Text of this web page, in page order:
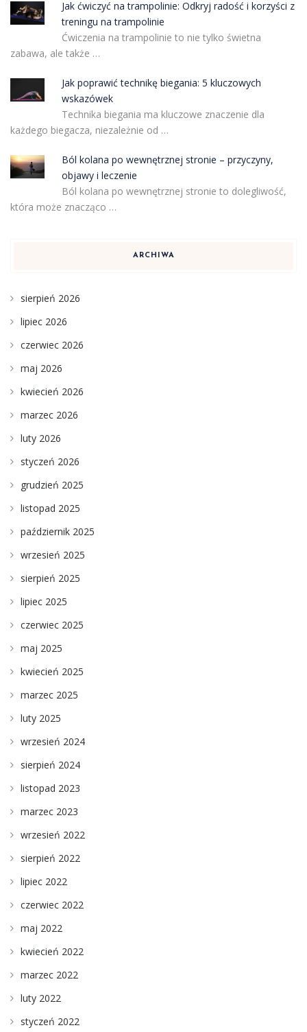
Jak ćwiczyć na trampolinie: Odkryj radość i korzyści z
treningu na trampolinie
Ćwiczenia na trampolinie to nie tylko świetna
zabawa, ale także …
Jak poprawić technikę biegania: 5 kluczowych
wskazówek
Technika biegania ma kluczowe znaczenie dla
każdego biegacza, niezależnie od …
Ból kolana po wewnętrznej stronie – przyczyny,
objawy i leczenie
Ból kolana po wewnętrznej stronie to dolegliwość,
która może znacząco …
ARCHIWA
sierpień 2026
lipiec 2026
czerwiec 2026
maj 2026
kwiecień 2026
marzec 2026
luty 2026
styczeń 2026
grudzień 2025
listopad 2025
październik 2025
wrzesień 2025
sierpień 2025
lipiec 2025
czerwiec 2025
maj 2025
kwiecień 2025
marzec 2025
luty 2025
wrzesień 2024
sierpień 2024
listopad 2023
marzec 2023
wrzesień 2022
sierpień 2022
lipiec 2022
czerwiec 2022
maj 2022
kwiecień 2022
marzec 2022
luty 2022
styczeń 2022